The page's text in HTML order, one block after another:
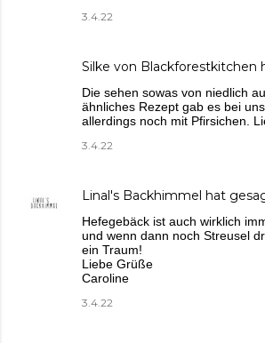
3.4.22
Silke von Blackforestkitchen
Die sehen sowas von niedlich
ähnliches Rezept gab es bei uns
allerdings noch mit Pfirsichen.
3.4.22
Linal's Backhimmel hat
Hefegebäck ist auch wirklich
und wenn dann noch Streusel
ein Traum!
Liebe Grüße
Caroline
3.4.22